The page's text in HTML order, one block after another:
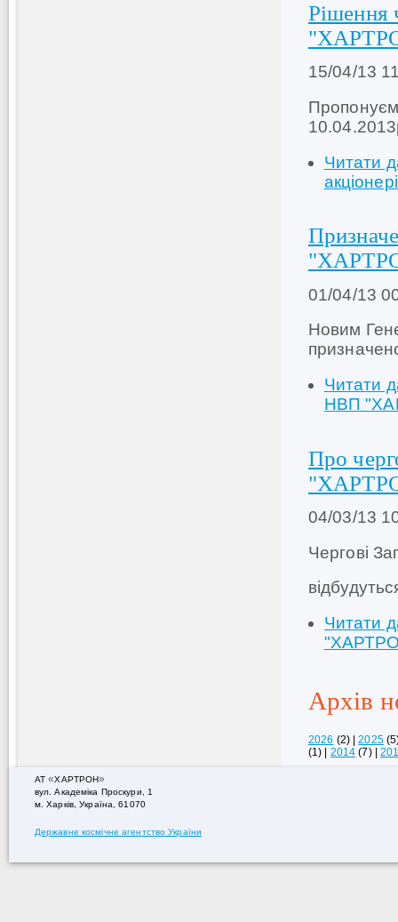
Рішення
15/04/13
Читати
01/04/13
Новим
Читати
НВП
Про
04/03/13
Чергові
Читати
Архів
2026 (2) |2025
(1) | 2014 (7) |
АТ«ХАРТРОН»
вул. Академiка Проскури, 1
м. Харків, Україна, 61070
Державне космічне агентство України